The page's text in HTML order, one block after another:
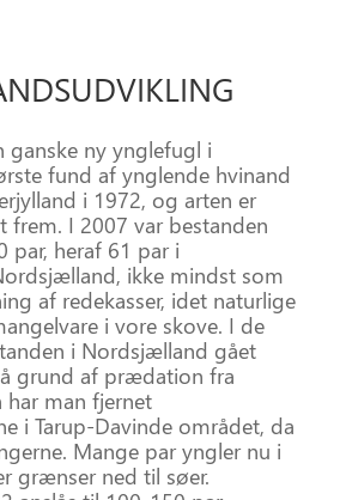
UDVIKLING
ganske ny ynglefugl i
fund af ynglende hvinand
i 1972, og arten er
frem. I 2007 var bestanden
par, heraf 61 par i
ikke mindst som
af redekasser, idet naturlige
i vore skove. I de
i Nordsjælland gået
grund af prædation fra
har man fjernet
i Tarup-Davinde området, da
Mange par yngler nu i
grænser ned til søer.